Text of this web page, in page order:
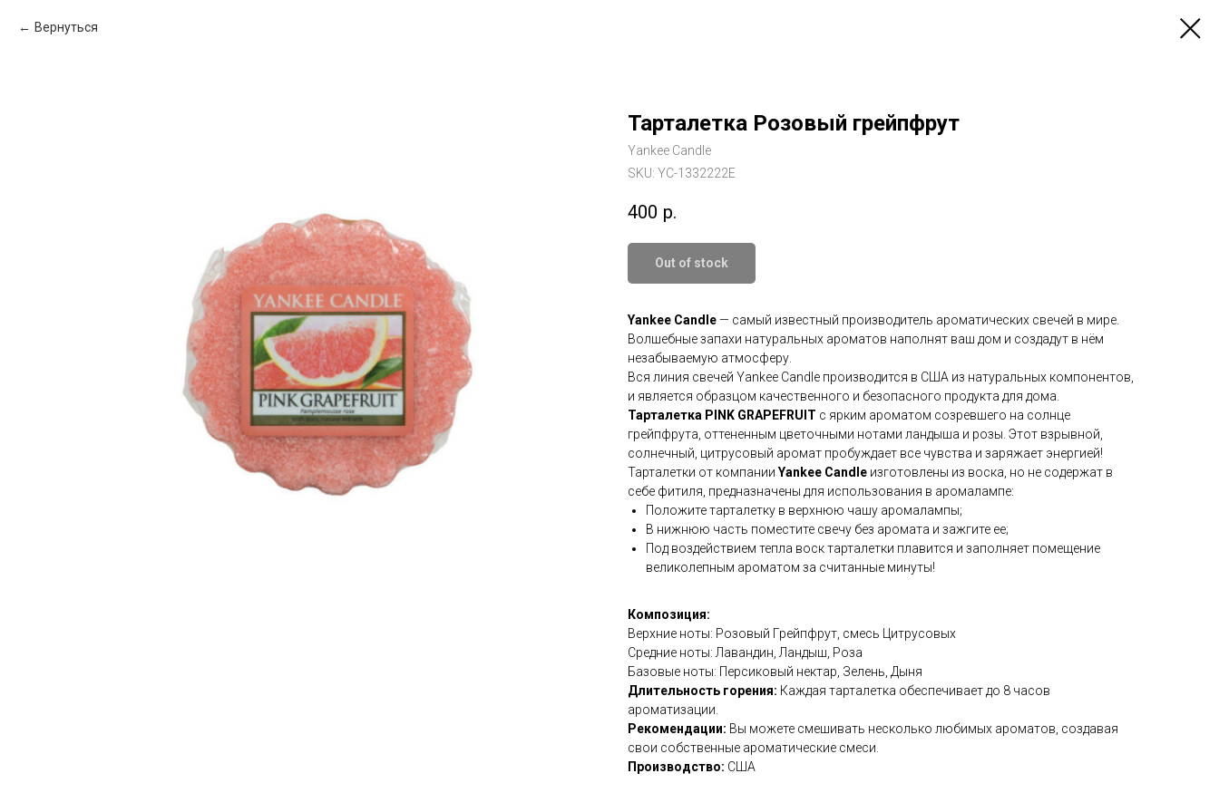
Вернуться
Тарталетка Розовый грейпфрут
Yankee Candle
SKU: YC-1332222E
400 р.
Out of stock
Yankee Candle— самый известный производитель ароматических свечей в мире.
Волшебные запахи натуральных ароматов наполнят ваш дом и создадут в нём
незабываемую атмосферу.
Вся линия свечей Yankee Candle производится в США из натуральных компонентов,
и является образцом качественного и безопасного продукта для дома.
Тарталетка PINK GRAPEFRUIT c ярким ароматом созревшего на солнце
грейпфрута, оттененным цветочными нотами ландыша и розы. Этот взрывной,
солнечный, цитрусовый аромат пробуждает все чувства и заряжает энергией!
Тарталетки от компании Yankee Candle изготовлены из воска, но не содержат в
себе фитиля, предназначены для использования в аромалампе:
Положите тарталетку в верхнюю чашу аромалампы;
В нижнюю часть поместите свечу без аромата и зажгите ее;
Под воздействием тепла воск тарталетки плавится и заполняет помещение
великолепным ароматом за считанные минуты!
Композиция:
Верхние ноты: Розовый Грейпфрут, смесь Цитрусовых
Средние ноты: Лавандин, Ландыш, Роза
Базовые ноты: Персиковый нектар, Зелень, Дыня
Длительность горения: Каждая тарталетка обеспечивает до 8 часов
ароматизации.
Рекомендации: Вы можете смешивать несколько любимых ароматов, создавая
свои собственные ароматические смеси.
Производство: США